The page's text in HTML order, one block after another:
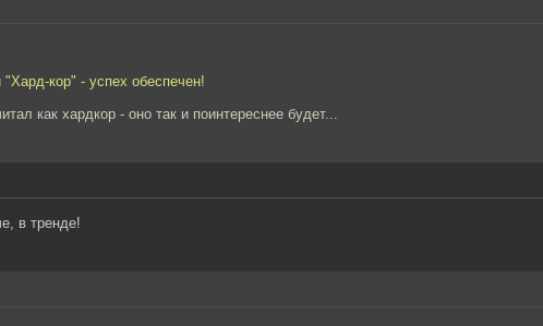
кор" - успех обеспечен!
как хардкор - оно так и поинтереснее будет...
в тренде!